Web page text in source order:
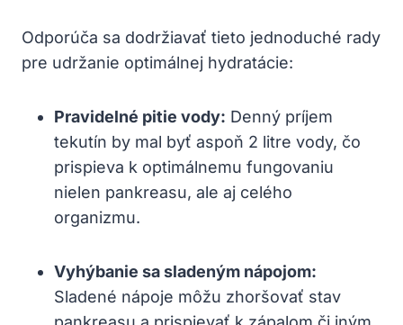
Odporúča sa dodržiavať ‍tieto ​jednoduché rady⁣
pre udržanie optimálnej hydratácie:
Pravidelné pitie‌ vody: Denný príjem​
tekutín by ⁢mal ⁤byť aspoň 2 litre vody,‍ čo ​
prispieva ⁣k⁣ optimálnemu fungovaniu
nielen pankreasu, ale aj celého
⁤organizmu.
Vyhýbanie sa sladeným nápojom:
Sladené nápoje ‍môžu zhoršovať stav